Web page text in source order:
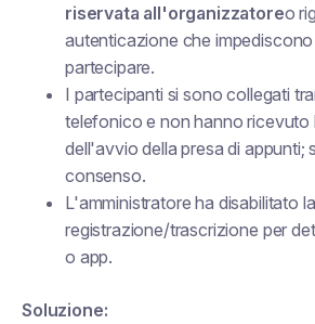
riservata all'organizzatoreo
autenticazione che
partecipare.
I partecipanti si sono collegati
telefonico e non hanno ricevuto
dell'avvio della presa di appunti;
consenso.
L'amministratore ha disabilitato la
registrazione/trascrizione per
o app.
Soluzione: